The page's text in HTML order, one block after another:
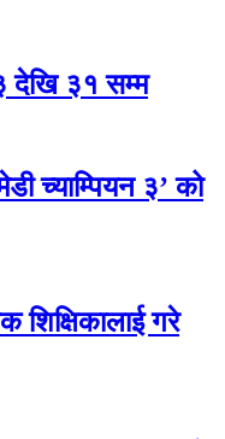
देखि ३१ सम्म
च्याम्पियन ३’ को
शिक्षिकालाई गरे